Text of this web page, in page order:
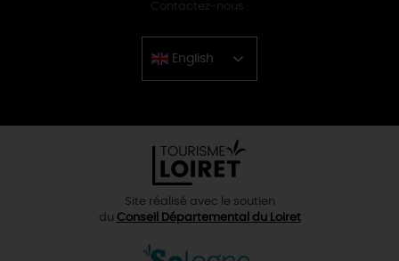
Contactez-nous
English
Chinese
Site réalisé avec le soutien
du Conseil Départemental du Loiret